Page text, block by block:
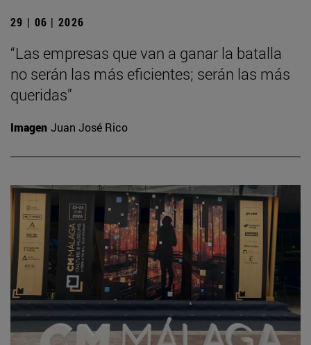
29 | 06 | 2026
“Las empresas que van a ganar la batalla
no serán las más eficientes; serán las más
queridas”
Imagen Juan José Rico